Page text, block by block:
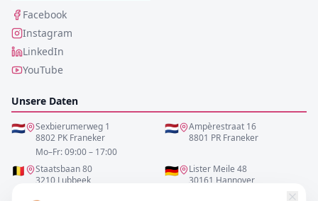
Facebook
Instagram
LinkedIn
YouTube
Unsere Daten
🇳🇱
Sexbierumerweg 1
8802 PK Franeker
Mo–Fr: 09:00 – 17:00
🇳🇱
Ampèrestraat 16
8801 PR Franeker
🇧🇪
Staatsbaan 80
3210 Lubbeek
🇩🇪
Lister Meile 48
30161 Hannover